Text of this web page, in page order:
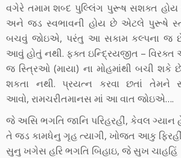
વગેરે તમામ શબ્‍દ પુલ્‍લિંગ પુરૂષ સશક્ત
અને જડ સ્‍વભાવની હોય છે એટલે પુરૂષે
બચવું જોઇએ, પરંતુ આ સકામ કલ્‍પના જ છે,
આવું હોતું નથી. ફક્ત ઇન્‍દ્રિયજીત – વિરક્ત
જ સ્‍ત્રિઓ (માયા) ના મોહમાંથી બચી શકે
શકતા નથી. પ્રયત્‍ન કરવા છતાં તેમને
આવો, રામચરીતમાનસ માં આ વાત જોઇએ….
જે અસિ ભગતિ જાનિ પરિહરહીં, કેવલ ગ્‍યાન
તે જડ કામધેનુ ગૃહ ત્‍યાગી, ખોજત આકુ
સુનુ ખગેસ હરિ ભગતિ બિહાઇ, જે સુખ